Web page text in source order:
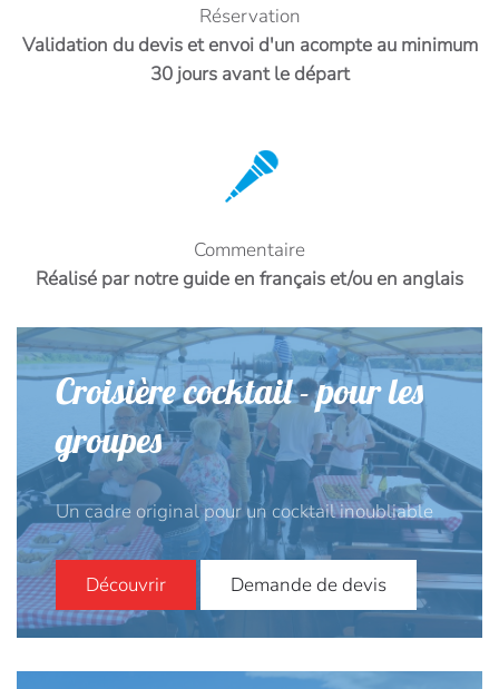
Réservation
Validation du devis et envoi d'un acompte au minimum
30 jours avant le départ
Commentaire
Réalisé par notre guide en français et/ou en anglais
Croisière cocktail - pour les
groupes
Un cadre original pour un cocktail inoubliable
Découvrir Demande de devis